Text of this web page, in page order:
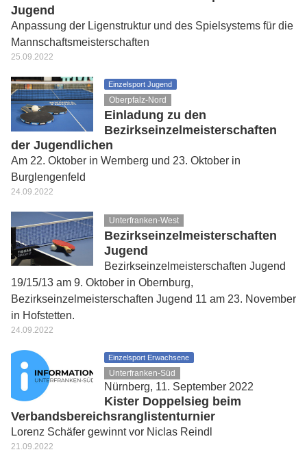
Jugend
Anpassung der Ligenstruktur und des Spielsystems für die
Mannschaftsmeisterschaften
25.09.2022
Einzelsport Jugend
Oberpfalz-Nord
Einladung zu den
Bezirkseinzelmeisterschaften
der Jugendlichen
Am 22. Oktober in Wernberg und 23. Oktober in
Burglengenfeld
24.09.2022
Unterfranken-West
Bezirkseinzelmeisterschaften
Jugend
Bezirkseinzelmeisterschaften Jugend
19/15/13 am 9. Oktober in Obernburg,
Bezirkseinzelmeisterschaften Jugend 11 am 23. November
in Hofstetten.
24.09.2022
Einzelsport Erwachsene
Unterfranken-Süd
Nürnberg, 11. September 2022
Kister Doppelsieg beim
Verbandsbereichsranglistenturnier
Lorenz Schäfer gewinnt vor Niclas Reindl
21.09.2022